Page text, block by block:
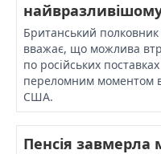
найвразливішому
Британський
вважає, що можлива
по російських
переломним моментом
США.
Пенсія